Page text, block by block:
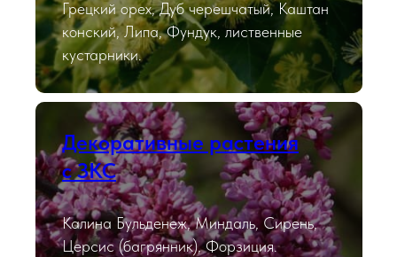
Грецкий орех, Дуб черешчатый, Каштан
конский, Липа, Фундук, лиственные
кустарники.
Декоративные растения
с ЗКС
Калина Бульденеж, Миндаль, Сирень,
Церсис (багрянник), Форзиция.